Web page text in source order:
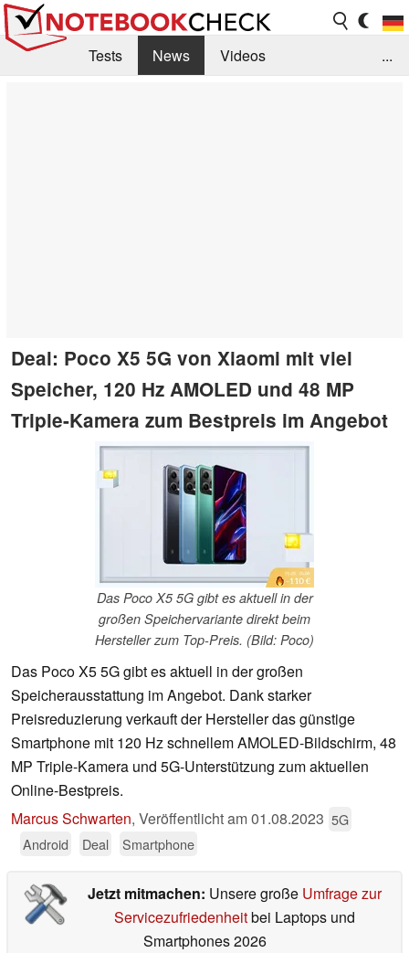
Tests News
Videos
...
Deal: Poco X5 5G von Xiaomi mit viel
Speicher, 120 Hz AMOLED und 48 MP
Triple-Kamera zum Bestpreis im Angebot
Das Poco X5 5G gibt es aktuell in der
großen Speichervariante direkt beim
Hersteller zum Top-Preis. (Bild: Poco)
Das Poco X5 5G gibt es aktuell in der großen
Speicherausstattung im Angebot. Dank starker
Preisreduzierung verkauft der Hersteller das günstige
Smartphone mit 120 Hz schnellem AMOLED-Bildschirm, 48
MP Triple-Kamera und 5G-Unterstützung zum aktuellen
Online-Bestpreis.
Marcus Schwarten, Veröffentlicht am01.08.2023 5G
Android
Deal Smartphone
Jetzt mitmachen: Unsere große Umfrage zur
Servicezufriedenheitbei Laptops und
Smartphones 2026